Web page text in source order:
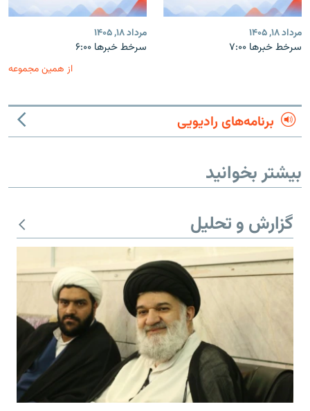
مرداد ۱۸, ۱۴۰۵
سرخط خبرها ۷:۰۰
مرداد ۱۸, ۱۴۰۵
سرخط خبرها ۶:۰۰
از همین مجموعه
برنامه‌های رادیویی
بیشتر بخوانید
گزارش و تحلیل